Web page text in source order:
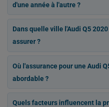
d'une année à l'autre ?
Dans quelle ville l'Audi Q5
assurer ?
Où l'assurance pour une Audi
abordable ?
Quels facteurs influencent la